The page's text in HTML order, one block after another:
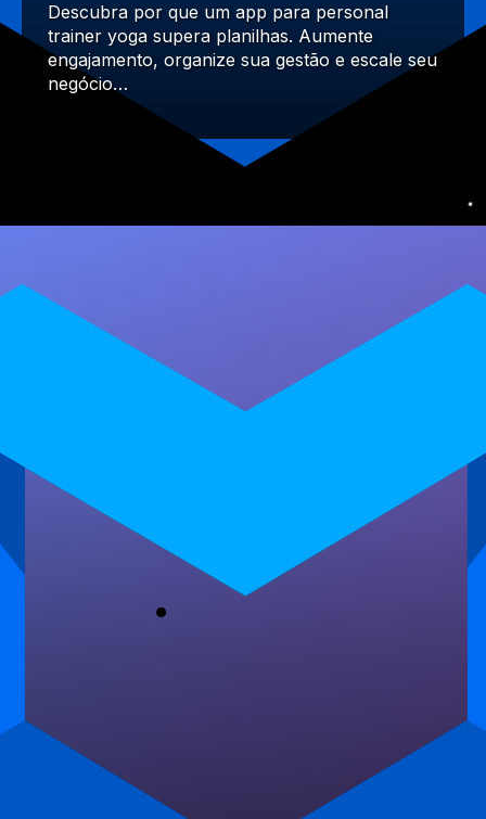
Descubra por que um app para personal
trainer yoga supera planilhas. Aumente
engajamento, organize sua gestão e escale seu
negócio…